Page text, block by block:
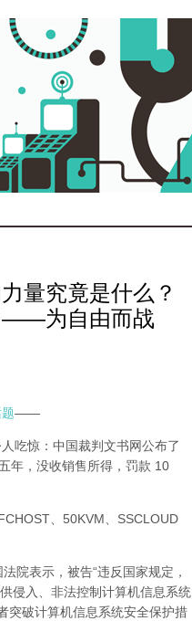
量究竟是什么？
——为自由而战
——
吃惊：中国裁判文书网公布了
年，没收销售所得，罚款 10
、50KVM、SSCLOUD
院表示，被告“违反国家规定，
侵入、非法控制计算机信息系统
突破计算机信息系统安全保护措